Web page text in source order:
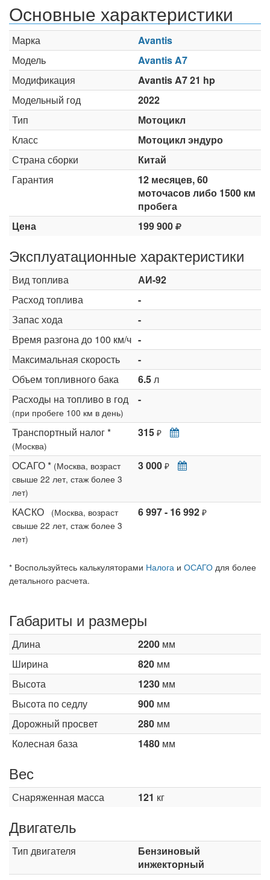
Основные характеристики
Марка
Avantis
Модель
Avantis A7
Модификация
Avantis A7 21 hp
Модельный год
2022
Тип
Мотоцикл
Класс
Мотоцикл эндуро
Страна сборки
Китай
Гарантия
12 месяцев, 60
моточасов либо 1500 км
пробега
Цена
199 900
Эксплуатационные характеристики
Вид топлива
АИ-92
Расход топлива
-
Запас хода
-
Время разгона до 100 км/ч -
Максимальная скорость
-
Объем топливного бака
6.5л
Расходы на топливо в год
(при пробеге 100 км в день)
-
Транспортный налог *
(Москва)
315 ₽
ОСАГО * (Москва, возраст
свыше 22 лет, стаж более 3
лет)
3 000 ₽
КАСКО
(Москва, возраст
свыше 22 лет, стаж более 3
лет)
6 997 - 16 992 ₽
* Воспользуйтесь калькуляторами Налога и ОСАГО для более
детального расчета.
Габариты и размеры
Длина 2200 мм
Ширина
820 мм
Высота
1230 мм
Высота по седлу
900 мм
Дорожный просвет
280 мм
Колесная база
1480 мм
Вес
Снаряженная масса 121 кг
Двигатель
Тип двигателя
Бензиновый
инжекторный